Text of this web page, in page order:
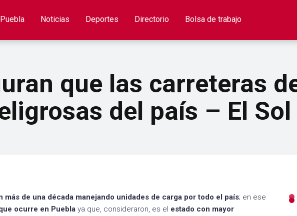
Noticias Deportes Directorio Bolsa de trabajo
que las carreteras
del país – El Sol
más de una década manejando unidades de carga por todo el país; en ese
ocurre en Puebla ya que, consideraron, es el estado con mayor